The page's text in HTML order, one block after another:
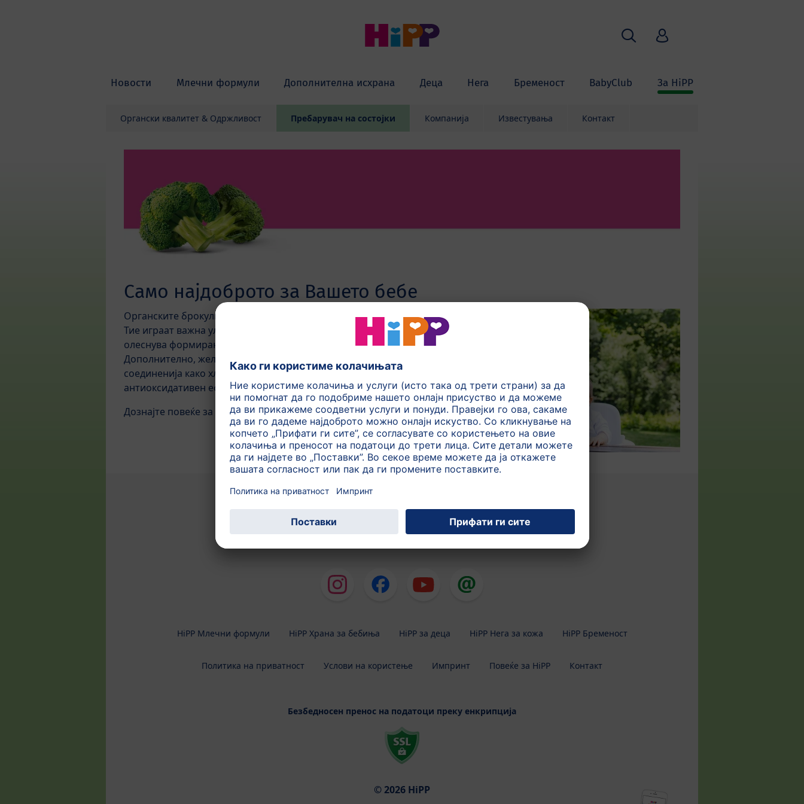
Новости Млечни формули Дополнителна исхрана Деца Нега Бременост BabyClub За HiPP
Пребарување
HiPP Babyclub
Органски квалитет & Одржливост Пребарувач на состојки Компанија Известувања Контакт
Само најдоброто за Вашето бебе
Органските брокули се богати со витамин Ц и железо.
Тие играат важна улога за имуниот систем и железото го
олеснува формирањето на крвните елементи.
Дополнително, железото содржи растителни
соединенија како хлорофил и глукозинолати кои имаат
антиоксидативен ефект.
Дознајте повеќе за HiPP органските зеленчукови каши
HiPP Млечни формули HiPP Храна за бебиња HiPP за деца HiPP Нега за кожа HiPP Бременост
Политика на приватност Услови на користење Импринт Повеќе за HiPP Контакт
Безбедносен пренос на податоци преку енкрипција
© 2026 HiPP